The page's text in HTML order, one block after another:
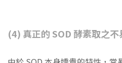
(4) 真正的 SOD 酵素取之不